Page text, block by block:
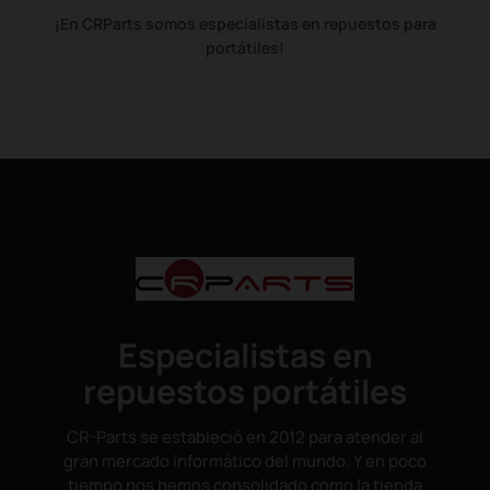
¡En CRParts somos especialistas en repuestos para
portátiles!
Especialistas en
repuestos portátiles
CR-Parts se estableció en 2012 para atender al
gran mercado informático del mundo. Y en poco
tiempo nos hemos consolidado como la tienda